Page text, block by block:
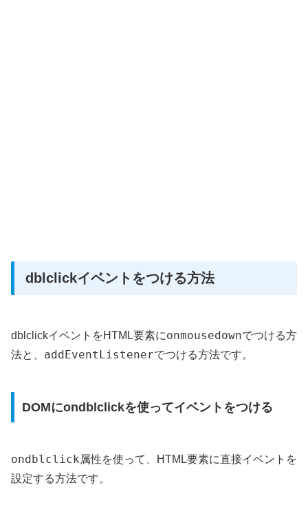
dblclickイベントをつける方法
dblclickイベントをHTML要素にonmousedownでつける方
法と、 addEventListenerでつける方法です。
DOMにondblclickを使ってイベントをつける
ondblclick属性を使って、HTML要素に直接イベントを
設定する方法です。